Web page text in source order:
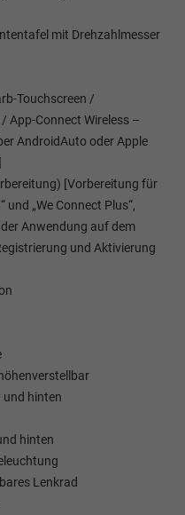
mit Drehzahlmesser
Touchscreen /
App-Connect Wireless –
AndroidAuto oder Apple
[Vorbereitung für
und „We Connect Plus“,
Anwendung auf dem
und Aktivierung
und hinten
hinten
Lenkrad